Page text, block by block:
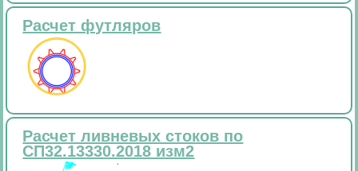
Расчет футляров
Расчет ливневых стоков по
СП32.13330.2018 изм2